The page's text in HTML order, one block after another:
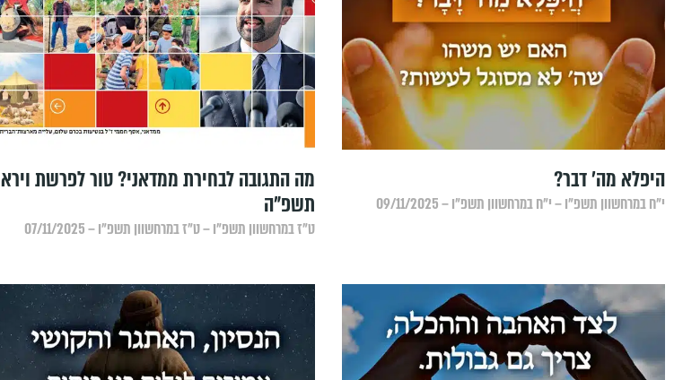
היפלא מה' דבר?
י״ח במרחשוון תשפ״ו – י״ח במרחשוון תשפ״ו – 09/11/2025
מה התגובה לבחירת ממדאני? טור לפרשת וירא
תשפ"ה
ט״ז במרחשוון תשפ״ו – ט״ז במרחשוון תשפ״ו – 07/11/2025